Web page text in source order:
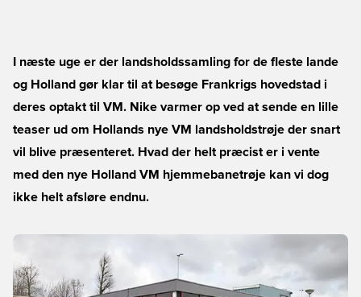
I næste uge er der landsholdssamling for de fleste lande
og Holland gør klar til at besøge Frankrigs hovedstad i
deres optakt til VM. Nike varmer op ved at sende en lille
teaser ud om Hollands nye VM landsholdstrøje der snart
vil blive præsenteret. Hvad der helt præcist er i vente
med den nye Holland VM hjemmebanetrøje kan vi dog
ikke helt afsløre endnu.